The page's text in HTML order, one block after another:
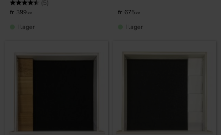
Betyg: (5)
399 KR
I lager
675 KR
I lager